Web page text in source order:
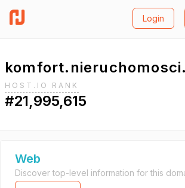
Login
HOST.IO RANK
#21,995,615
Web
Discover top-level information for this